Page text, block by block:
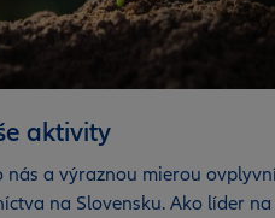
aktivity
nás a výraznou mierou
na Slovensku. Ako líder na